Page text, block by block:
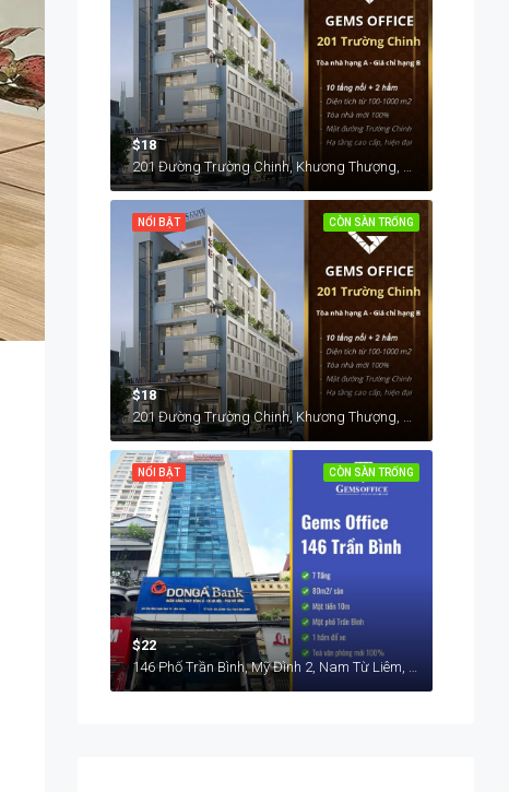
$18
CÒN SÀN TRỐNG
NỔI BẬT
$18
201 Đường Trường Chinh, Khương Thượng, Đống Đa, Hà Nội, Việt Nam
CÒN SÀN TRỐNG
NỔI BẬT
$22
146 Phố Trần Bình, Mỹ Đình 2, Nam Từ Liêm, Hà Nội